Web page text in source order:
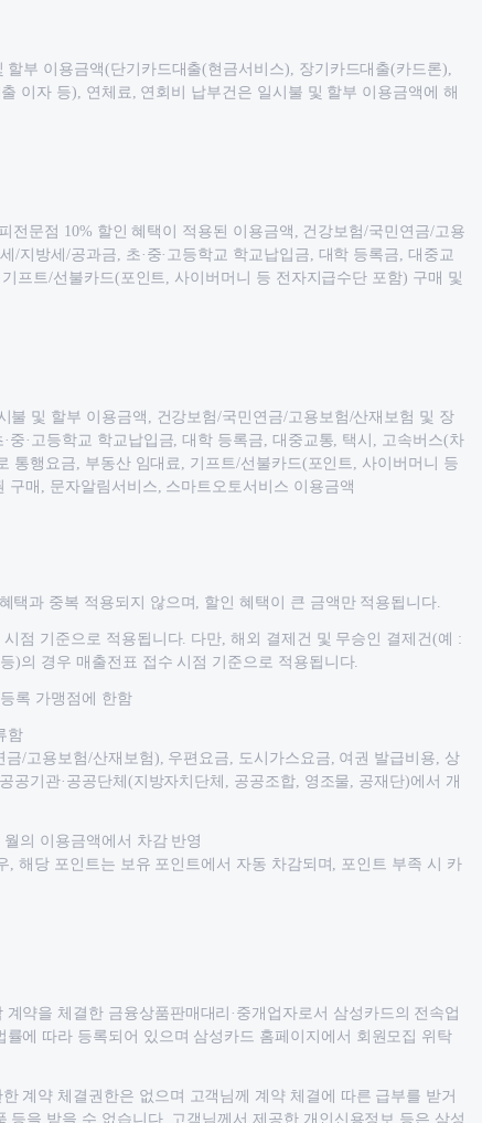
할부 이용금액(단기카드대출(현금서비스), 장기카드대출(카드론),
이자 등), 연체료, 연회비 납부건은 일시불 및 할부 이용금액에 해
전문점 10% 할인 혜택이 적용된 이용금액, 건강보험/국민연금/고용
/지방세/공과금, 초·중·고등학교 학교납입금, 대학 등록금, 대중교
프트/선불카드(포인트, 사이버머니 등 전자지급수단 포함) 구매 및
불 및 할부 이용금액, 건강보험/국민연금/고용보험/산재보험 및 장
중·고등학교 학교납입금, 대학 등록금, 대중교통, 택시, 고속버스(차
통행요금, 부동산 임대료, 기프트/선불카드(포인트, 사이버머니 등
구매, 문자알림서비스, 스마트오토서비스 이용금액
택과 중복 적용되지 않으며, 할인 혜택이 큰 금액만 적용됩니다.
점 기준으로 적용됩니다. 다만, 해외 결제건 및 무승인 결제건(예 :
)의 경우 매출전표 접수 시점 기준으로 적용됩니다.
록 가맹점에 한함
함
/고용보험/산재보험), 우편요금, 도시가스요금, 여권 발급비용, 상
공기관·공공단체(지방자치단체, 공공조합, 영조물, 공재단)에서 개
의 이용금액에서 차감 반영
, 해당 포인트는 보유 포인트에서 자동 차감되며, 포인트 부족 시 카
약을 체결한 금융상품판매대리·중개업자로서 삼성카드의 전속업
에 따라 등록되어 있으며 삼성카드 홈페이지에서 회원모집 위탁
계약 체결권한은 없으며 고객님께 계약 체결에 따른 급부를 받거
등을 받을 수 없습니다. 고객님께서 제공한 개인신용정보 등은 삼성